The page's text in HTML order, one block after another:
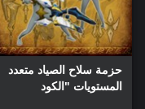
حزمة سلاح الصياد متعدد
المستويات "الكود